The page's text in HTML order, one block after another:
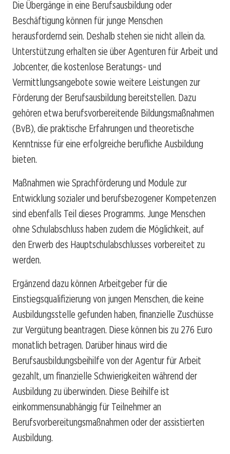
Die Übergänge in eine Berufsausbildung oder
Beschäftigung können für junge Menschen
herausfordernd sein. Deshalb stehen sie nicht allein da.
Unterstützung erhalten sie über Agenturen für Arbeit und
Jobcenter, die kostenlose Beratungs- und
Vermittlungsangebote sowie weitere Leistungen zur
Förderung der Berufsausbildung bereitstellen. Dazu
gehören etwa berufsvorbereitende Bildungsmaßnahmen
(BvB), die praktische Erfahrungen und theoretische
Kenntnisse für eine erfolgreiche berufliche Ausbildung
bieten.
Maßnahmen wie Sprachförderung und Module zur
Entwicklung sozialer und berufsbezogener Kompetenzen
sind ebenfalls Teil dieses Programms. Junge Menschen
ohne Schulabschluss haben zudem die Möglichkeit, auf
den Erwerb des Hauptschulabschlusses vorbereitet zu
werden.
Ergänzend dazu können Arbeitgeber für die
Einstiegsqualifizierung von jungen Menschen, die keine
Ausbildungsstelle gefunden haben, finanzielle Zuschüsse
zur Vergütung beantragen. Diese können bis zu 276 Euro
monatlich betragen. Darüber hinaus wird die
Berufsausbildungsbeihilfe von der Agentur für Arbeit
gezahlt, um finanzielle Schwierigkeiten während der
Ausbildung zu überwinden. Diese Beihilfe ist
einkommensunabhängig für Teilnehmer an
Berufsvorbereitungsmaßnahmen oder der assistierten
Ausbildung.